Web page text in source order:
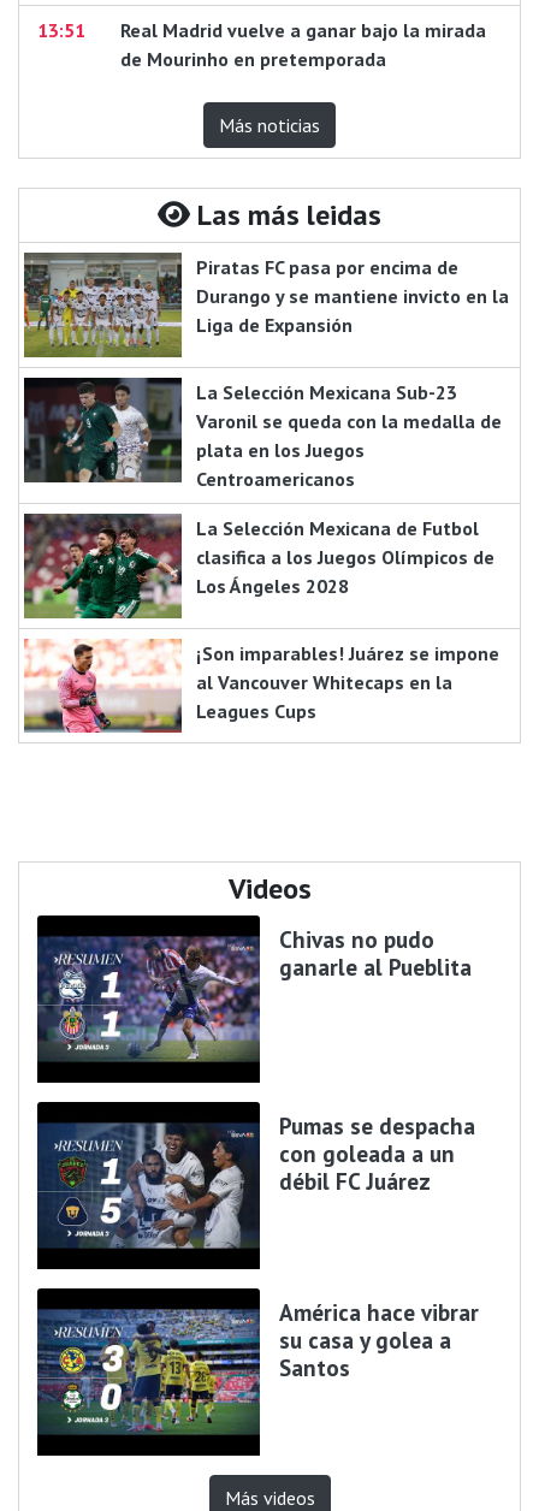
13:51
Real Madrid vuelve a ganar bajo la mirada
de Mourinho en pretemporada
Más noticias
Las más leidas
Piratas FC pasa por encima de
Durango y se mantiene invicto en la
Liga de Expansión
La Selección Mexicana Sub-23
Varonil se queda con la medalla de
plata en los Juegos
Centroamericanos
La Selección Mexicana de Futbol
clasifica a los Juegos Olímpicos de
Los Ángeles 2028
¡Son imparables! Juárez se impone
al Vancouver Whitecaps en la
Leagues Cups
Videos
Chivas no pudo
ganarle al Pueblita
Pumas se despacha
con goleada a un
débil FC Juárez
América hace vibrar
su casa y golea a
Santos
Más videos